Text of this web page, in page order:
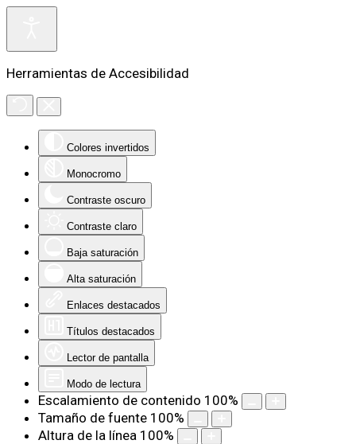
Herramientas de Accesibilidad
Colores invertidos
Monocromo
Contraste oscuro
Contraste claro
Baja saturación
Alta saturación
Enlaces destacados
Títulos destacados
Lector de pantalla
Modo de lectura
Escalamiento de contenido 100%
Tamaño de fuente 100%
Altura de la línea 100%